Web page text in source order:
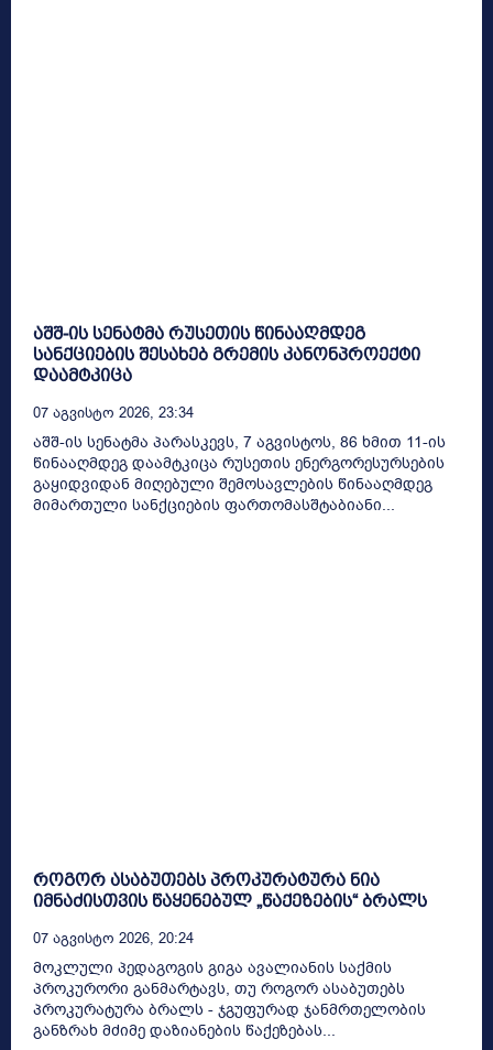
აშშ-ის სენატმა რუსეთის წინააღმდეგ
სანქციების შესახებ გრემის კანონპროექტი
დაამტკიცა
07 Აგვისტო 2026, 23:34
აშშ-ის სენატმა პარასკევს, 7 აგვისტოს, 86 ხმით 11-ის
წინააღმდეგ დაამტკიცა რუსეთის ენერგორესურსების
გაყიდვიდან მიღებული შემოსავლების წინააღმდეგ
მიმართული სანქციების ფართომასშტაბიანი...
როგორ ასაბუთებს პროკურატურა ნია
იმნაძისთვის წაყენებულ „წაქეზების“ ბრალს
07 Აგვისტო 2026, 20:24
მოკლული პედაგოგის გიგა ავალიანის საქმის
პროკურორი განმარტავს, თუ როგორ ასაბუთებს
პროკურატურა ბრალს - ჯგუფურად ჯანმრთელობის
განზრახ მძიმე დაზიანების წაქეზებას...